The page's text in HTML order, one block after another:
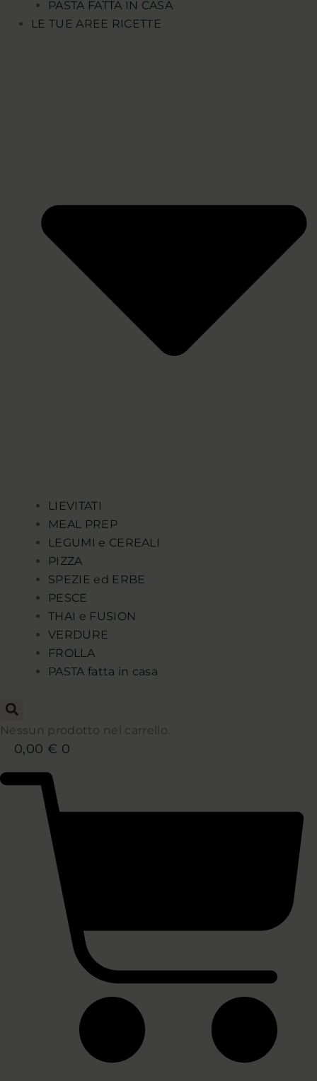
PASTA FATTA IN CASA
LE TUE AREE RICETTE
LIEVITATI
MEAL PREP
LEGUMI e CEREALI
PIZZA
SPEZIE ed ERBE
PESCE
THAI e FUSION
VERDURE
FROLLA
PASTA fatta in casa
Nessun prodotto nel carrello.
0,00 € 0